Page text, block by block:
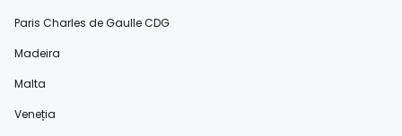
Paris Charles de Gaulle CDG
Madeira
Malta
Veneția